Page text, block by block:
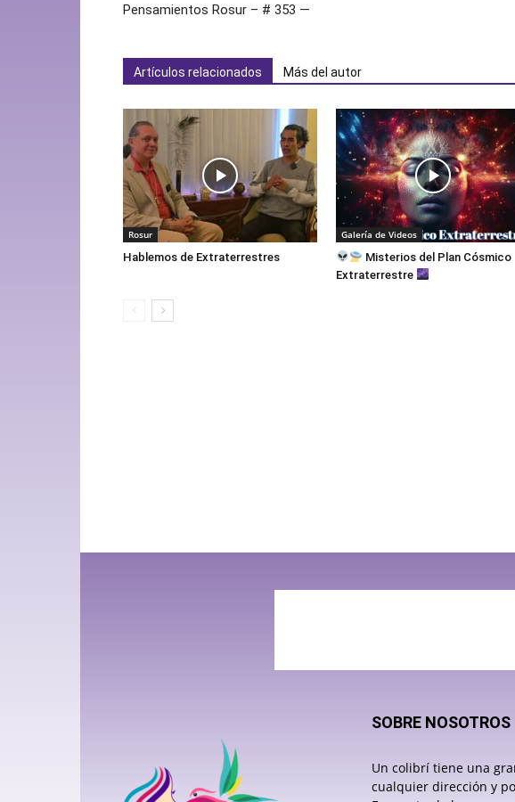
Pensamientos Rosur – # 353 —
Artículos relacionados Más del autor
Rosur
Hablemos de Extraterrestres
Galería de Videos
Misterios del Plan Cósmico
Extraterrestre
SOBRE NOSOTROS
Un colibrí tiene una
cualquier dirección y